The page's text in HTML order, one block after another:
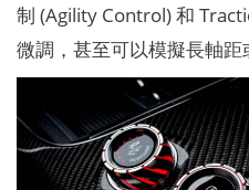
制 (Agility Control) 和
微調，甚至可以模擬長軸距